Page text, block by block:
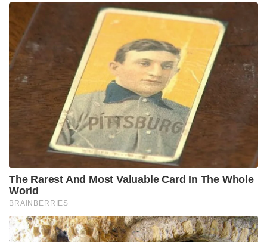
The Rarest And Most Valuable Card In The Whole
World
BRAINBERRIES